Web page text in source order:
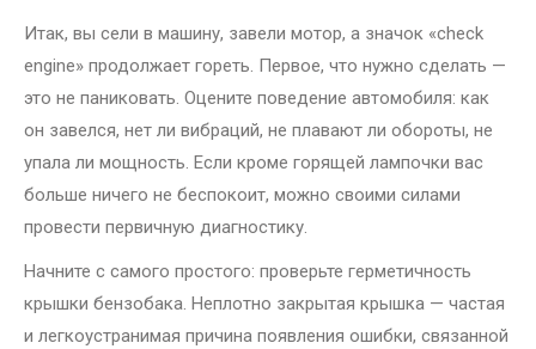
Итак, вы сели в машину, завели мотор, а значок «check
engine» продолжает гореть. Первое, что нужно сделать —
это не паниковать. Оцените поведение автомобиля: как
он завелся, нет ли вибраций, не плавают ли обороты, не
упала ли мощность. Если кроме горящей лампочки вас
больше ничего не беспокоит, можно своими силами
провести первичную диагностику.
Начните с самого простого: проверьте герметичность
крышки бензобака. Неплотно закрытая крышка — частая
и легкоустранимая причина появления ошибки, связанной